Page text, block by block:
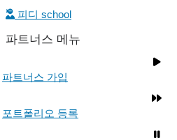
피디 school
파트너스 메뉴
파트너스 가입
포트폴리오 등록